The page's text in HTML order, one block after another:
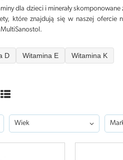
dla dzieci i minerały
które znajdują się w naszej ofercie
D Witamina E Witamina K
Wiek